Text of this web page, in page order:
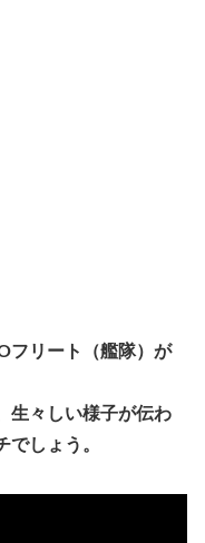
フリート（艦隊）が
生々しい様子が伝わ
でしょう。